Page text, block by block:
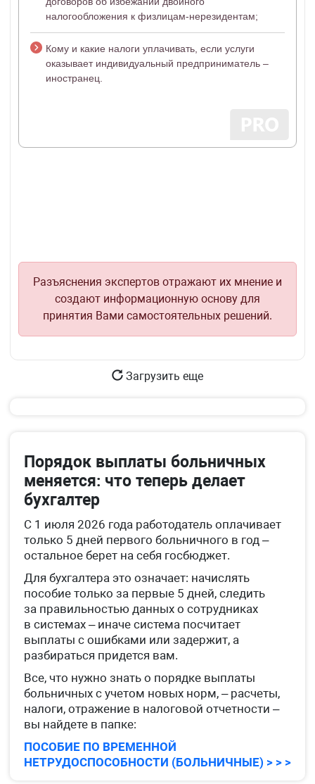
налогообложения к физлицам-нерезидентам;
Кому и какие налоги уплачивать, если услуги
оказывает индивидуальный предприниматель –
иностранец.
Разъяснения экспертов отражают их мнение и
создают информационную основу для
принятия Вами самостоятельных решений.
Загрузить еще
Порядок выплаты больничных
меняется: что теперь делает
бухгалтер
С 1 июля 2026 года работодатель оплачивает
только 5 дней первого больничного в год –
остальное берет на себя госбюджет.
Для бухгалтера это означает: начислять
пособие только за первые 5 дней, следить
за правильностью данных о сотрудниках
в системах – иначе система посчитает
выплаты с ошибками или задержит, а
разбираться придется вам.
Все, что нужно знать о порядке выплаты
больничных с учетом новых норм, – расчеты,
налоги, отражение в налоговой отчетности –
вы найдете в папке:
ПОСОБИЕ ПО ВРЕМЕННОЙ
НЕТРУДОСПОСОБНОСТИ (БОЛЬНИЧНЫЕ) > > >